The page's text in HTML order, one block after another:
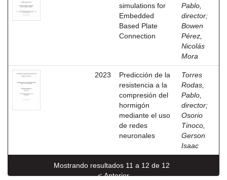
simulations for
Embedded
Based Plate
Connection
Pablo,
director;
Bowen
Pérez,
Nicolás
Mora
2023
Predicción de la
resistencia a la
compresión del
hormigón
mediante el uso
de redes
neuronales
Torres
Rodas,
Pablo,
director;
Osorio
Tinoco,
Gerson
Isaac
Mostrando resultados 11 a 12 de 12
< Anterior